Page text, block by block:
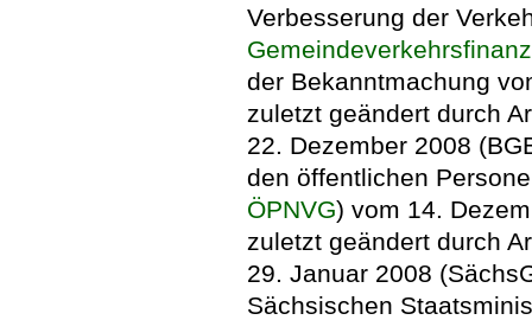
Verbesserung der
der Bekanntmachung
zuletzt geändert durch
22. Dezember 2008
den öffentlichen
ÖPNVG) vom 14.
zuletzt geändert durch
29. Januar 2008
Sächsischen